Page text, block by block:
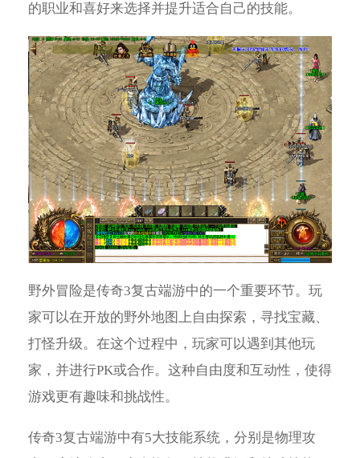
的职业和喜好来选择并提升适合自己的技能。
野外冒险是传奇3复古端游中的一个重要环节。玩
家可以在开放的野外地图上自由探索，寻找宝藏、
打怪升级。在这个过程中，玩家可以遇到其他玩
家，并进行PK或合作。这种自由度和互动性，使得
游戏更有趣味和挑战性。
传奇3复古端游中有5大技能系统，分别是物理攻